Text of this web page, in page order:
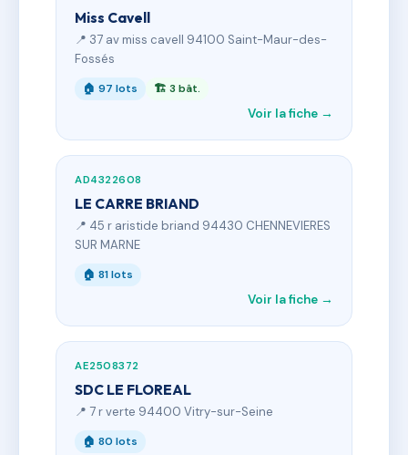
Miss Cavell
📍 37 av miss cavell 94100 Saint-Maur-des-
Fossés
🏠 97 lots 🏗 3 bât.
Voir la fiche →
AD4322608
LE CARRE BRIAND
📍 45 r aristide briand 94430 CHENNEVIERES
SUR MARNE
🏠 81 lots
Voir la fiche →
AE2508372
SDC LE FLOREAL
📍 7 r verte 94400 Vitry-sur-Seine
🏠 80 lots